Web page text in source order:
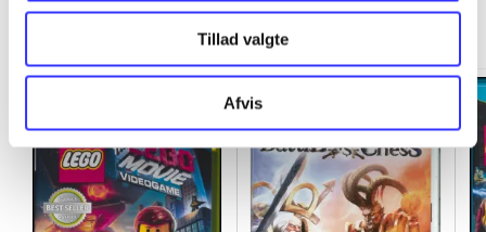
Tillad valgte
Afvis
Minder om